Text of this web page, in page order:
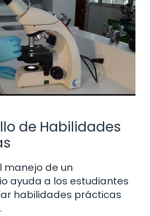
de Habilidades
manejo de un
ayuda a los estudiantes
habilidades prácticas